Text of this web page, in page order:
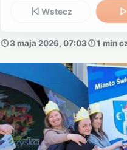
Wstecz
3 maja 2026, 07:03 1 min